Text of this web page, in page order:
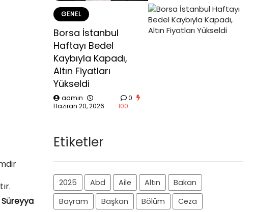
Süreyya
GENEL
Borsa İstanbul
Haftayı Bedel
Kaybıyla Kapadı,
Altın Fiyatları
Yükseldi
admin
Haziran 20, 2026
0
100
Etiketler
2025 Abd Aile Altın
Bakan
Bayram
Başkan Bölüm
Ceza